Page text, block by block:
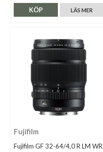
LÄS MER
KÖP
Fujifilm
Fujifilm GF 32-64/4,0 R LM WR